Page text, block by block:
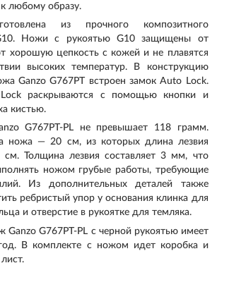
любому образу.
из прочного композитного
Ножи с рукоятью G10 защищены от
хорошую цепкость с кожей и не плавятся
высоких температур. В конструкцию
Ganzo G767PT встроен замок Auto Lock.
раскрываются с помощью кнопки и
кистью.
G767PT-PL не превышает 118 грамм.
ножа — 20 см, из которых длина лезвия
см. Толщина лезвия составляет 3 мм, что
ножом грубые работы, требующие
Из дополнительных деталей также
ребристый упор у основания клинка для
и отверстие в рукоятке для темляка.
Ganzo G767PT-PL с черной рукоятью имеет
В комплекте с ножом идет коробка и